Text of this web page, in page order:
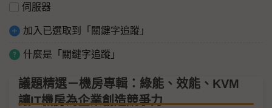
伺服器
加入已選取到「關鍵字追蹤」
什麼是「關鍵字追蹤」
議題精選－機房專輯：綠能、效能、KVM
讓IT機房為企業創造競爭力